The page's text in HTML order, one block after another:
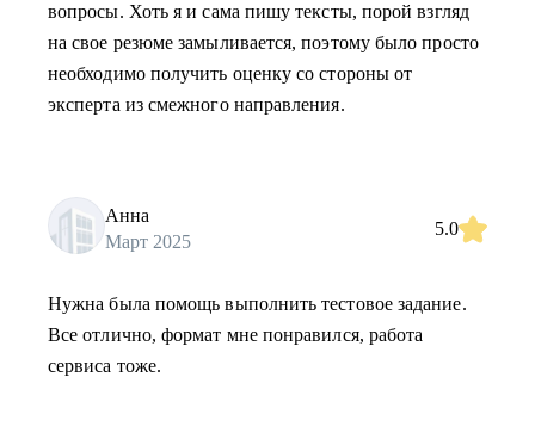
вопросы. Хоть я и сама пишу тексты, порой взгляд
на свое резюме замыливается, поэтому было просто
необходимо получить оценку со стороны от
эксперта из смежного направления.
Анна
Март 2025
5.0
Нужна была помощь выполнить тестовое задание.
Все отлично, формат мне понравился, работа
сервиса тоже.